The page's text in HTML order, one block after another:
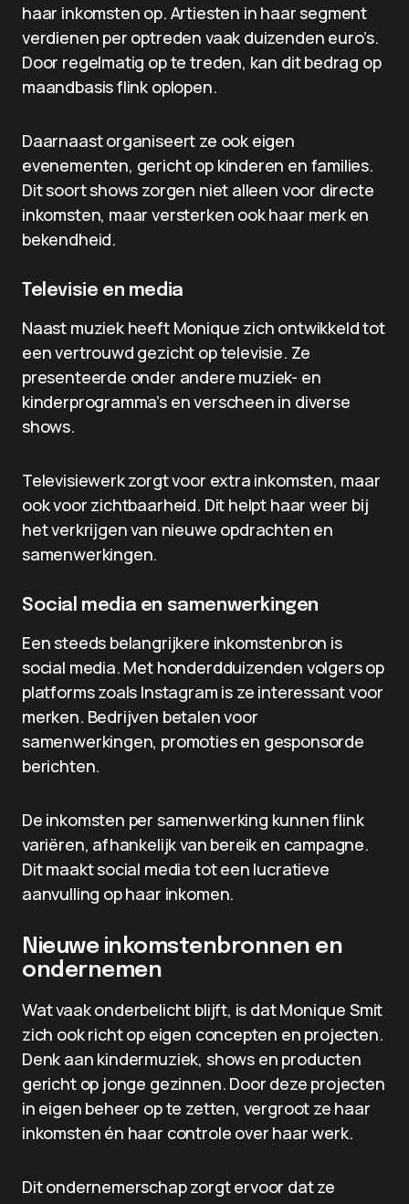
haar inkomsten op. Artiesten in haar segment
verdienen per optreden vaak duizenden euro’s.
Door regelmatig op te treden, kan dit bedrag op
maandbasis flink oplopen.
Daarnaast organiseert ze ook eigen
evenementen, gericht op kinderen en families.
Dit soort shows zorgen niet alleen voor directe
inkomsten, maar versterken ook haar merk en
bekendheid.
Televisie en media
Naast muziek heeft Monique zich ontwikkeld tot
een vertrouwd gezicht op televisie. Ze
presenteerde onder andere muziek- en
kinderprogramma’s en verscheen in diverse
shows.
Televisiewerk zorgt voor extra inkomsten, maar
ook voor zichtbaarheid. Dit helpt haar weer bij
het verkrijgen van nieuwe opdrachten en
samenwerkingen.
Social media en samenwerkingen
Een steeds belangrijkere inkomstenbron is
social media. Met honderdduizenden volgers op
platforms zoals Instagram is ze interessant voor
merken. Bedrijven betalen voor
samenwerkingen, promoties en gesponsorde
berichten.
De inkomsten per samenwerking kunnen flink
variëren, afhankelijk van bereik en campagne.
Dit maakt social media tot een lucratieve
aanvulling op haar inkomen.
Nieuwe inkomstenbronnen en
ondernemen
Wat vaak onderbelicht blijft, is dat Monique Smit
zich ook richt op eigen concepten en projecten.
Denk aan kindermuziek, shows en producten
gericht op jonge gezinnen. Door deze projecten
in eigen beheer op te zetten, vergroot ze haar
inkomsten én haar controle over haar werk.
Dit ondernemerschap zorgt ervoor dat ze